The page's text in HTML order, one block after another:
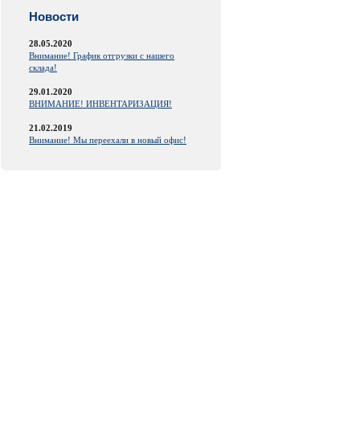
Новости
28.05.2020
Внимание! График отгрузки с нашего
склада!
29.01.2020
ВНИМАНИЕ! ИНВЕНТАРИЗАЦИЯ!
21.02.2019
Внимание! Мы переехали в новый офис!